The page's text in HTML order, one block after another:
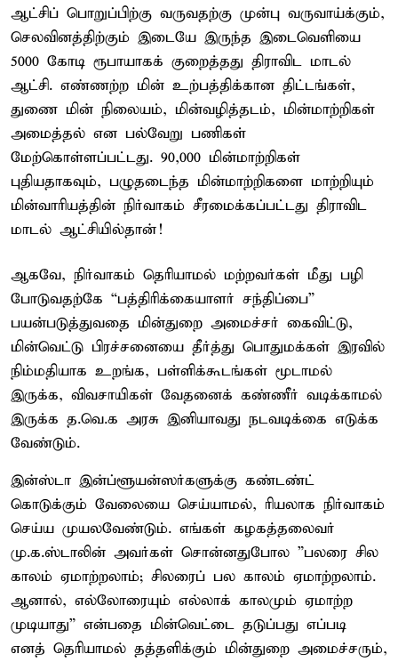
ஆட்சிப் பொறுப்பிற்கு வருவதற்கு முன்பு வருவாய்க்கும்,
செலவினத்திற்கும் இடையே இருந்த இடைவெளியை
5000 கோடி ரூபாயாகக் குறைத்தது திராவிட மாடல்
ஆட்சி. எண்ணற்ற மின் உற்பத்திக்கான திட்டங்கள்,
துணை மின் நிலையம், மின்வழித்தடம், மின்மாற்றிகள்
அமைத்தல் என பல்வேறு பணிகள்
மேற்கொள்ளப்பட்டது. 90,000 மின்மாற்றிகள்
புதியதாகவும், பழுதடைந்த மின்மாற்றிகளை மாற்றியும்
மின்வாரியத்தின் நிர்வாகம் சீரமைக்கப்பட்டது திராவிட
மாடல் ஆட்சியில்தான்!
ஆகவே, நிர்வாகம் தெரியாமல் மற்றவர்கள் மீது பழி
போடுவதற்கே “பத்திரிக்கையாளர் சந்திப்பை”
பயன்படுத்துவதை மின்துறை அமைச்சர் கைவிட்டு,
மின்வெட்டு பிரச்சனையை தீர்த்து பொதுமக்கள் இரவில்
நிம்மதியாக உறங்க, பள்ளிக்கூடங்கள் மூடாமல்
இருக்க, விவசாயிகள் வேதனைக் கண்ணீர் வடிக்காமல்
இருக்க த.வெ.க அரசு இனியாவது நடவடிக்கை எடுக்க
வேண்டும்.
இன்ஸ்டா இன்ப்ளூயன்ஸர்களுக்கு கண்டண்ட்
கொடுக்கும் வேலையை செய்யாமல், ரியலாக நிர்வாகம்
செய்ய முயலவேண்டும். எங்கள் கழகத்தலைவர்
மு.க.ஸ்டாலின் அவர்கள் சொன்னதுபோல ”பலரை சில
காலம் ஏமாற்றலாம்; சிலரைப் பல காலம் ஏமாற்றலாம்.
ஆனால், எல்லோரையும் எல்லாக் காலமும் ஏமாற்ற
முடியாது” என்பதை மின்வெட்டை தடுப்பது எப்படி
எனத் தெரியாமல் தத்தளிக்கும் மின்துறை அமைச்சரும்,